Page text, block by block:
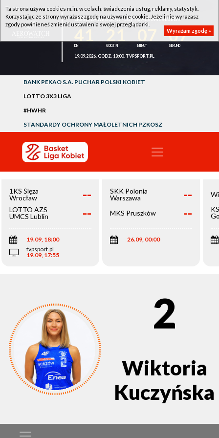
1KS ŚLĘZA WROCŁAW - LOTTO AZS UMCS LUBLIN
07
19.09.2026, GODZ. 18:00, TVPSPORT.PL
BANK PEKAO S.A. PUCHAR POLSKI KOBIET
LOTTO 3X3 LIGA
#HWHR
STANDARDY OCHRONY MAŁOLETNICH PZKOSZ
1KS Ślęza
Wrocław
--
LOTTO AZS
UMCS Lublin
--
19.09, 18:00
tvpsport.pl
19.09, 17:55
SKK Polonia
Warszawa
--
MKS Pruszków --
26.09, 00:00
2
Wiktoria
Kuczyńska
Ta strona używa cookies m.in. w celach: świadczenia usług, reklamy, statystyk.
Korzystając ze strony wyrażasz zgodę na używanie cookie. Jeżeli nie wyrażasz
zgody powinieneś zmienić ustawienia swojej przeglądarki.
Wyrażam zgodę »